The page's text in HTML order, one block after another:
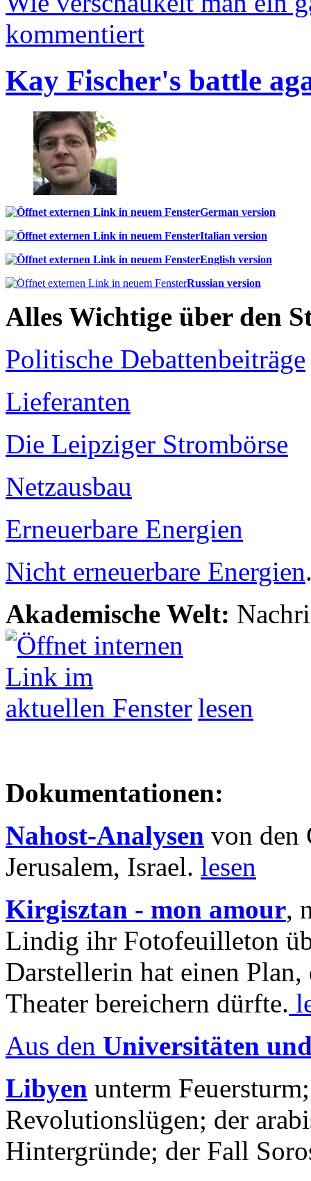
kommentiert
Kay Fischer's battle
German version
Italian version
English version
Russian version
Alles Wichtige über den
Politische Debattenbeiträge
Lieferanten
Die Leipziger Strombörse
Netzausbau
Erneuerbare Energien
Nicht erneuerbare Energien
Akademische Welt:
lesen
Dokumentationen:
Nahost-Analysen von den
Jerusalem, Israel. lesen
Kirgisztan - mon amour,
Lindig ihr Fotofeuilleton
Darstellerin hat einen Plan,
Theater bereichern dürfte.
Aus den Universitäten
Libyen unterm
Revolutionslügen; der
Hintergründe; der Fall